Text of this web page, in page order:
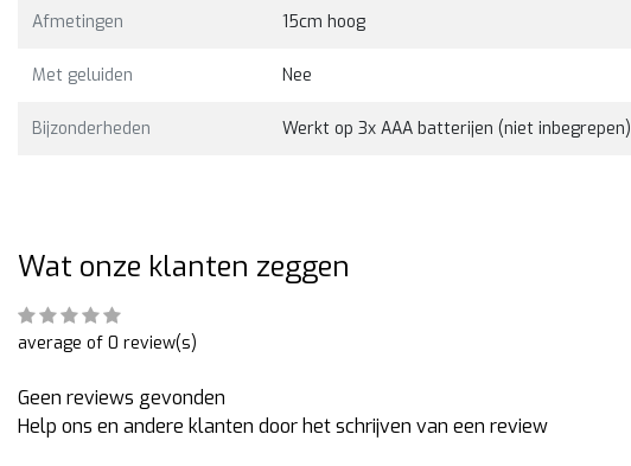
Afmetingen 15cm hoog
Met geluiden Nee
Bijzonderheden Werkt op 3x AAA batterijen (niet inbegrepen)
€22,00
Wat onze klanten zeggen
average of 0 review(s)
Geen reviews gevonden
Help ons en andere klanten door het schrijven van een review